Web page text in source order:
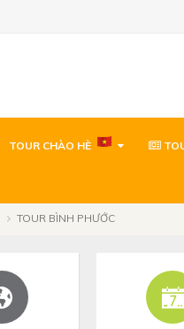
TOUR CHÀO HÈ
TOUR BÌNH PHƯỚC